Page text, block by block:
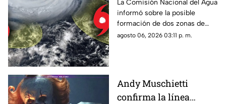
formación: Vigilan dos
zonas de baja presión
con probablidad de
La Comisión Nacional del Agua
informó sobre la posible
formación de dos zonas de
baja presión con potencial
agosto 06, 2026 03:11 p. m.
Andy Muschietti
confirma la línea